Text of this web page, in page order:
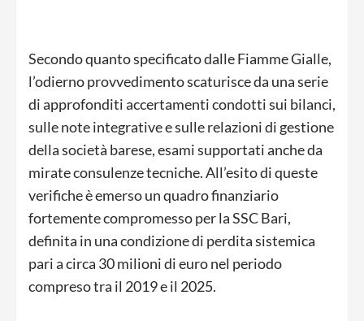
Secondo quanto specificato dalle Fiamme Gialle,
l’odierno provvedimento scaturisce da una serie
di approfonditi accertamenti condotti sui bilanci,
sulle note integrative e sulle relazioni di gestione
della società barese, esami supportati anche da
mirate consulenze tecniche. All’esito di queste
verifiche è emerso un quadro finanziario
fortemente compromesso per la SSC Bari,
definita in una condizione di perdita sistemica
pari a circa 30 milioni di euro nel periodo
compreso tra il 2019 e il 2025.